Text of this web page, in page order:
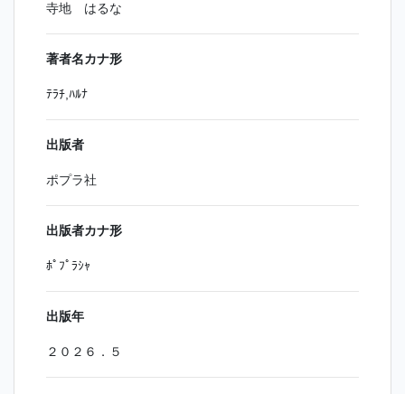
寺地 はるな
著者名カナ形
ﾃﾗﾁ,ﾊﾙﾅ
出版者
ポプラ社
出版者カナ形
ﾎﾟﾌﾟﾗｼｬ
出版年
２０２６．５